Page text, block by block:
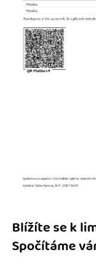
Blížíte se k
Spočítáme